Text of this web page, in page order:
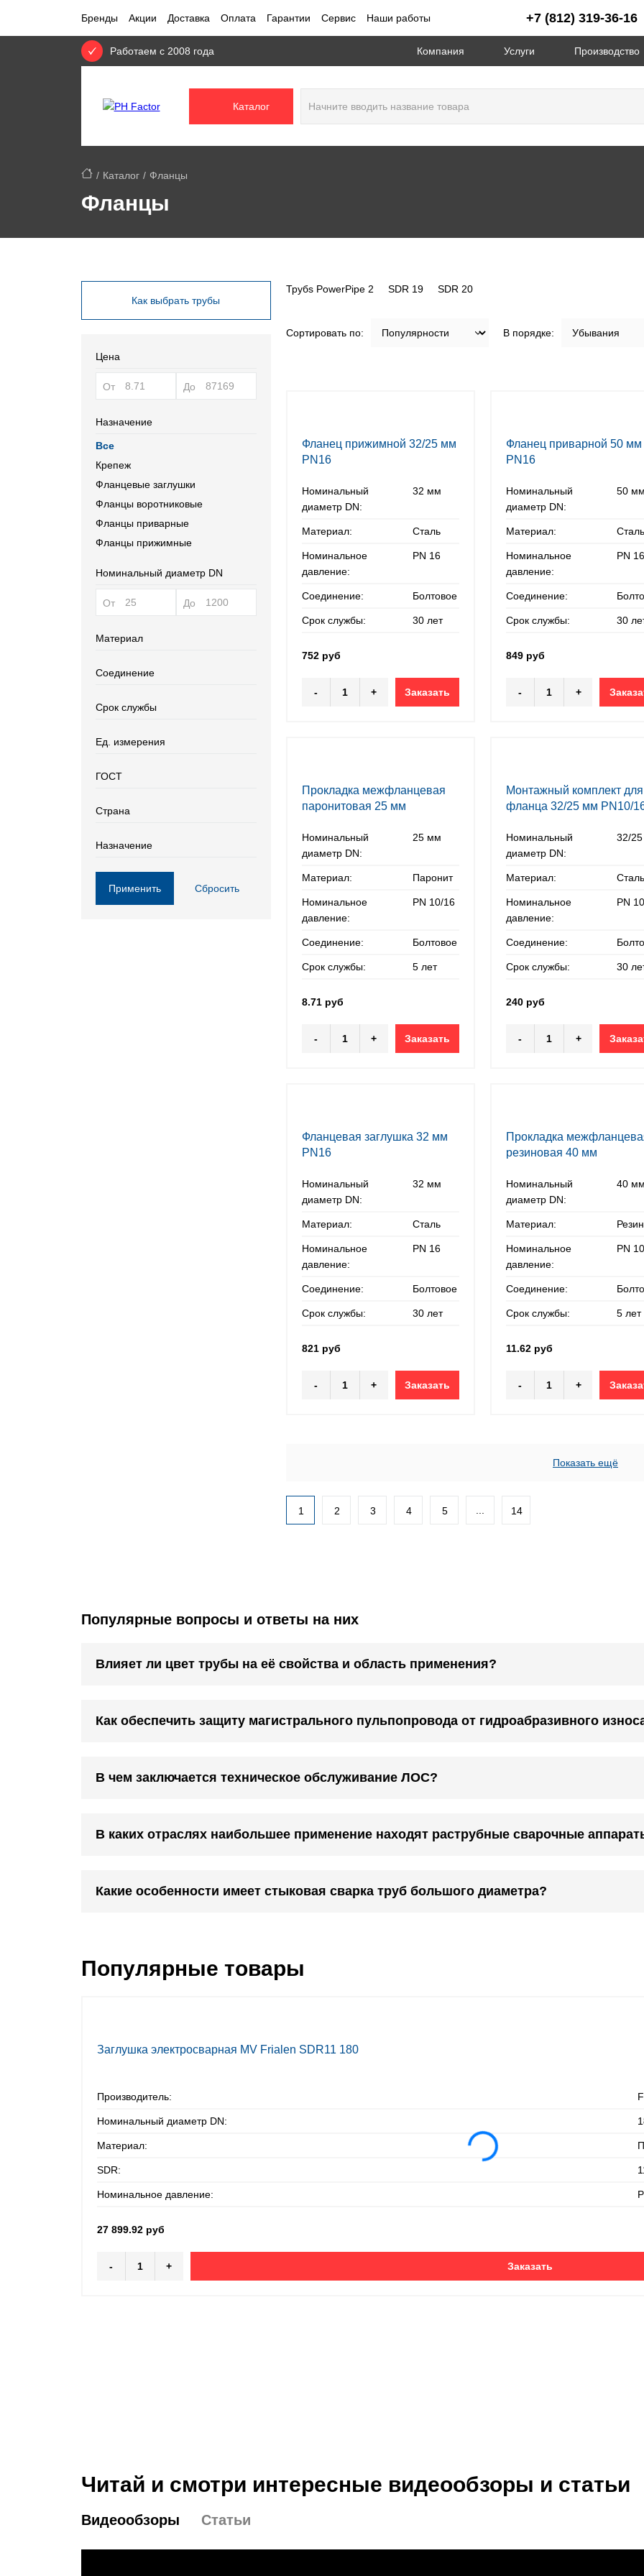
Бренды Акции Доставка Оплата Гарантии Сервис Наши работы +7 (812) 319-36-16
Работаем с 2008 года Компания Услуги Производство
Каталог
Каталог Фланцы
Фланцы
Как выбрать трубы
Цена
От До
Назначение
Все
Крепеж
Фланцевые заглушки
Фланцы воротниковые
Фланцы приварные
Фланцы прижимные
Номинальный диаметр DN
От До
Материал
Соединение
Срок службы
Ед. измерения
ГОСТ
Страна
Назначение
Применить Сбросить
Трубs PowerPipe 2 SDR 19 SDR 20
Сортировать по: В порядке:
Фланец прижимной 32/25 мм
PN16
Номинальный
диаметр DN:
32 мм
Материал: Сталь
Номинальное
давление:
PN 16
Соединение: Болтовое
Срок службы: 30 лет
752 руб
- + Заказать
Фланец приварной 50 мм
PN16
Номинальный
диаметр DN:
50 мм
Материал: Сталь
Номинальное
давление:
PN 16
Соединение:
Срок службы: 30
849 руб
- +
Прокладка межфланцевая
паронитовая 25 мм
Номинальный
диаметр DN:
25 мм
Материал: Паронит
Номинальное
давление:
PN 10/16
Соединение: Болтовое
Срок службы: 5 лет
8.71 руб
- + Заказать
Монтажный комплект для
фланца 32/25 мм PN10/
Номинальный
диаметр DN:
32/
Материал: Сталь
Номинальное
давление:
PN
Соединение:
Срок службы: 30
240 руб
- +
Фланцевая заглушка 32 мм
PN16
Номинальный
диаметр DN:
32 мм
Материал: Сталь
Номинальное
давление:
PN 16
Соединение: Болтовое
Срок службы: 30 лет
821 руб
- + Заказать
Прокладка
резиновая 40 мм
Номинальный
диаметр DN:
40 мм
Материал:
Номинальное
давление:
PN
Соединение:
Срок службы: 5 лет
11.62 руб
- +
Показать ещё
1 2 3 4 5 14
Популярные вопросы и ответы на них
Влияет ли цвет трубы на её свойства и область применения?
Как обеспечить защиту магистрального пульпопровода от гидроабразивного
В чем заключается техническое обслуживание ЛОС?
В каких отраслях наибольшее применение находят раструбные сварочные
Какие особенности имеет стыковая сварка труб большого диаметра?
Популярные товары
Заглушка электросварная MV Frialen SDR11 180
Производитель:
Номинальный диаметр DN:
Материал:
SDR:
Номинальное давление:
27 899.92 руб
- + Заказать
Читай и смотри интересные видеообзоры и статьи
Видеообзоры Статьи